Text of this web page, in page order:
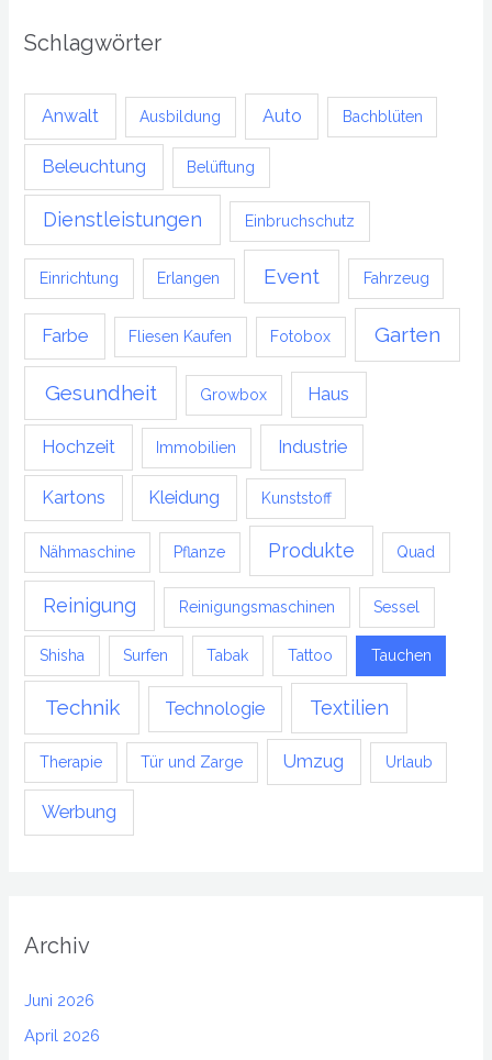
Schlagwörter
Anwalt Ausbildung Auto Bachblüten
Beleuchtung Belüftung
Dienstleistungen Einbruchschutz
Einrichtung Erlangen Event Fahrzeug
Farbe Fliesen Kaufen Fotobox Garten
Gesundheit Growbox Haus
Hochzeit Immobilien Industrie
Kartons Kleidung Kunststoff
Nähmaschine Pflanze Produkte Quad
Reinigung Reinigungsmaschinen Sessel
Shisha Surfen Tabak Tattoo Tauchen
Technik Technologie Textilien
Therapie Tür und Zarge Umzug Urlaub
Werbung
Archiv
Juni 2026
April 2026